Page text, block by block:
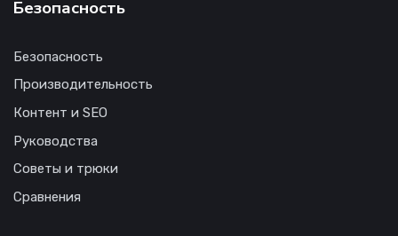
Безопасность
Безопасность
Производительность
Контент и SEO
Руководства
Советы и трюки
Сравнения